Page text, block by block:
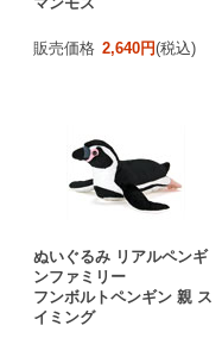
販売価格 2,640円(税込)
ぬいぐるみ リアルペンギ
ンファミリー
フンボルトペンギン 親 ス
イミング